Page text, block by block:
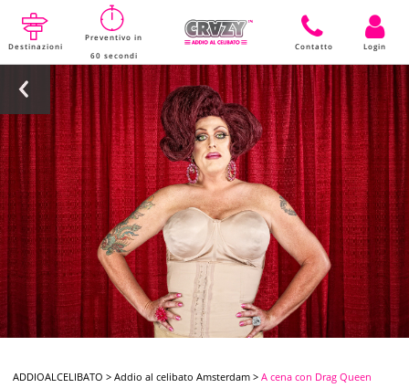
Destinazioni
Preventivo in
60 secondi
Contatto Login
ADDIOALCELIBATO >Addio al celibato Amsterdam >A cena con Drag Queen